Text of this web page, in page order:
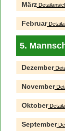
März
Februar
5.
Dezember
November
Oktober
September